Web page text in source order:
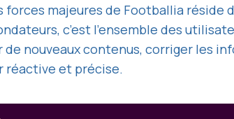
forces majeures de Footballia réside
c’est l’ensemble des
de nouveaux contenus, corriger les
réactive et précise.